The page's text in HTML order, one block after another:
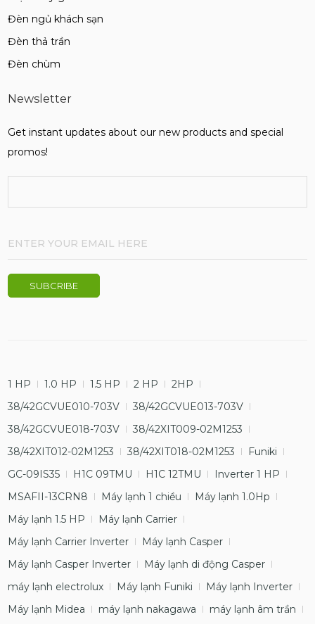
Đèn ngủ khách sạn
Đèn thả trần
Đèn chùm
Newsletter
Get instant updates about our new products and special
promos!
1 HP 1.0 HP 1.5 HP 2 HP
2HP
38/42GCVUE010-703V
38/42GCVUE013-703V
38/42GCVUE018-703V
38/42XIT009-02M1253
38/42XIT012-02M1253
38/42XIT018-02M1253
Funiki
GC-09IS35
H1C 09TMU H1C 12TMU
Inverter 1 HP
MSAFII-13CRN8
Máy lạnh 1 chiều
Máy lạnh 1.0Hp
Máy lạnh 1.5 HP
Máy lạnh Carrier
Máy lạnh Carrier Inverter
Máy lạnh Casper
Máy lạnh Casper Inverter
Máy lạnh di động Casper
máy lạnh electrolux
Máy lạnh Funiki
Máy lạnh Inverter
Máy lạnh Midea
máy lạnh nakagawa máy lạnh âm trần